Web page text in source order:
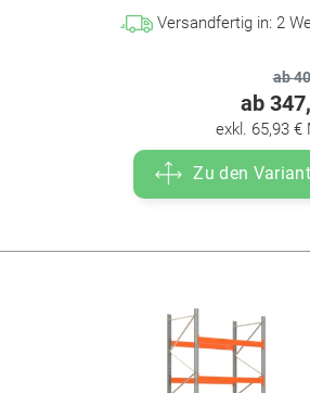
Versandfertig in: 2
ab
ab
exkl. 65,93 €
Zu den